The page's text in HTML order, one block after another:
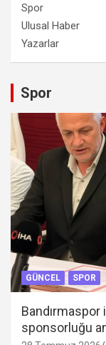
Spor
Ulusal Haber
Yazarlar
Spor
GÜNCEL SPOR
Bandırmaspor
sponsorluğu